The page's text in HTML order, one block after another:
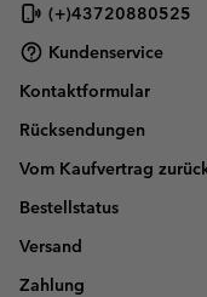
(+)43720880525
Kundenservice
Kontaktformular
Rücksendungen
Vom Kaufvertrag
Bestellstatus
Versand
Zahlung